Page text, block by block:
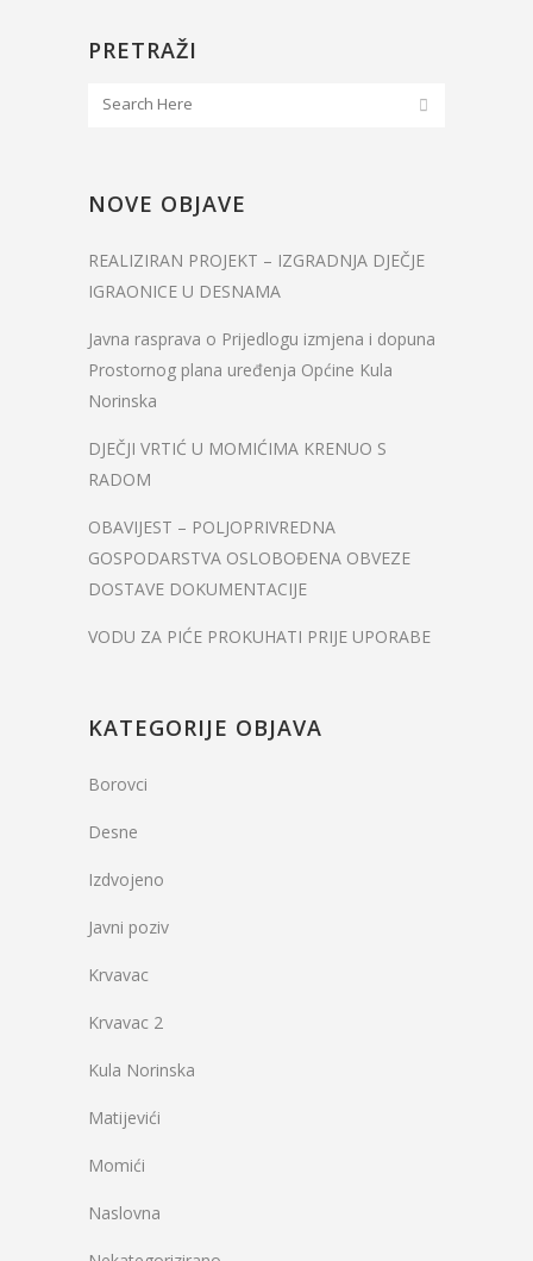
PRETRAŽI
NOVE OBJAVE
REALIZIRAN PROJEKT – IZGRADNJA DJEČJE
IGRAONICE U DESNAMA
Javna rasprava o Prijedlogu izmjena i dopuna
Prostornog plana uređenja Općine Kula
Norinska
DJEČJI VRTIĆ U MOMIĆIMA KRENUO S
RADOM
OBAVIJEST – POLJOPRIVREDNA
GOSPODARSTVA OSLOBOĐENA OBVEZE
DOSTAVE DOKUMENTACIJE
VODU ZA PIĆE PROKUHATI PRIJE UPORABE
KATEGORIJE OBJAVA
Borovci
Desne
Izdvojeno
Javni poziv
Krvavac
Krvavac 2
Kula Norinska
Matijevići
Momići
Naslovna